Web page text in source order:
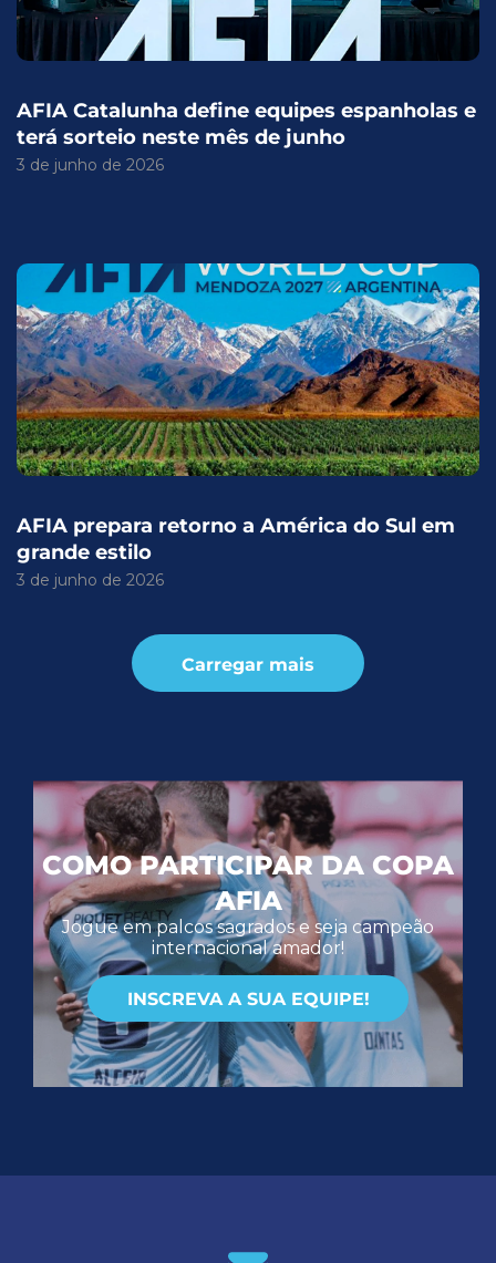
AFIA Catalunha define equipes espanholas e
terá sorteio neste mês de junho
3 de junho de 2026
AFIA prepara retorno a América do Sul em
grande estilo
3 de junho de 2026
Carregar mais
COMO PARTICIPAR DA COPA
AFIA
Jogue em palcos sagrados e seja campeão
internacional amador!
INSCREVA A SUA EQUIPE!